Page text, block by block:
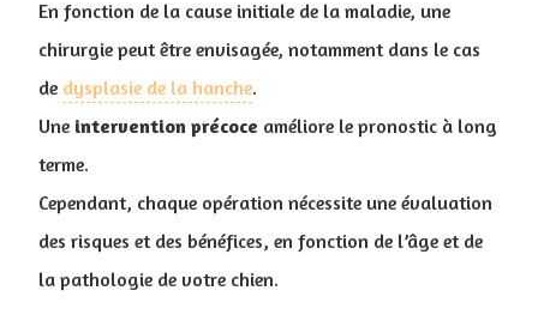
En fonction de la cause initiale de la maladie, une
chirurgie peut être envisagée, notamment dans le cas
de dysplasie de la hanche.
Une intervention précoce améliore le pronostic à long
terme.
Cependant, chaque opération nécessite une évaluation
des risques et des bénéfices, en fonction de l’âge et de
la pathologie de votre chien.